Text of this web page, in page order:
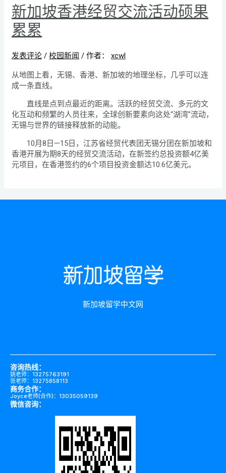
新加坡香港经贸交流活动硕果
累累
发表评论 /校园新闻 / 作者： xcwl
从地图上看，无锡、香港、新加坡的地理坐标，几乎可以连
成一条直线。
直线是点到点最近的距离。活跃的经贸交流、多元的文
化互动和频繁的人员往来，全球创新要素向这处“湖湾”流动，
无锡与世界的链接释放新的动能。
10月8日—15日，江苏省经贸代表团无锡分团在新加坡和
香港开展为期8天的经贸交流活动，在新签约总投资额4亿美
元项目，在香港签约的6个项目投资金额达10.6亿美元。
新加坡留学中文网
咨询热线：
姚老师：13275763191
张老师：13275858113
商务合作：
Joyce老师(合作)：13035059139
微信咨询：